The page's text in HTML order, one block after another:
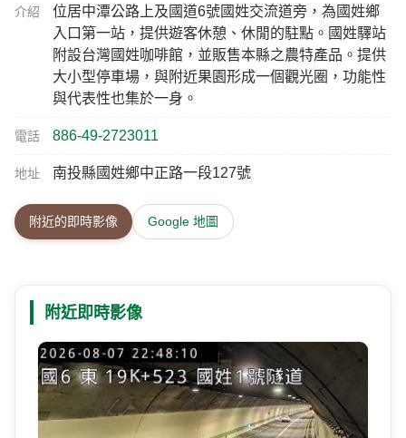
介紹
位居中潭公路上及國道6號國姓交流道旁，為國姓鄉
入口第一站，提供遊客休憩、休閒的駐點。國姓驛站
附設台灣國姓咖啡館，並販售本縣之農特產品。提供
大小型停車場，與附近果園形成一個觀光圈，功能性
與代表性也集於一身。
電話 886-49-2723011
地址 南投縣國姓鄉中正路一段127號
附近的即時影像 Google 地圖
附近即時影像